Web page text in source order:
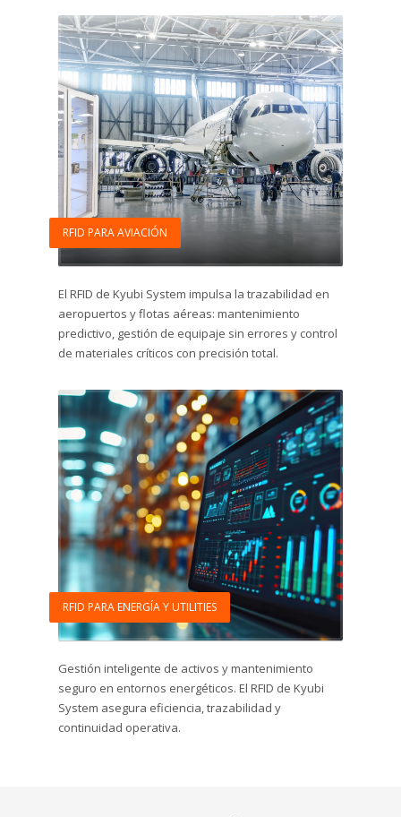
RFID PARA AVIACIÓN
El RFID de Kyubi System impulsa la trazabilidad en
aeropuertos y flotas aéreas: mantenimiento
predictivo, gestión de equipaje sin errores y control
de materiales críticos con precisión total.
RFID PARA ENERGÍA Y UTILITIES
Gestión inteligente de activos y mantenimiento
seguro en entornos energéticos. El RFID de Kyubi
System asegura eficiencia, trazabilidad y
continuidad operativa.